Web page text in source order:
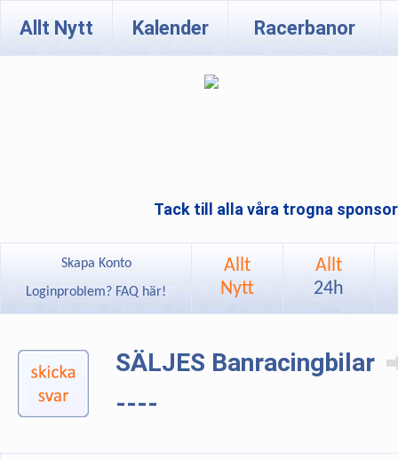
Allt Nytt Kalender Racerbanor
Tack till alla våra trogna
Skapa Konto
Loginproblem? FAQ här!
Allt
Nytt
Allt
24h
SÄLJES Banracingbilar
----